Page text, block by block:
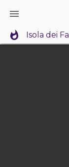
Isola dei